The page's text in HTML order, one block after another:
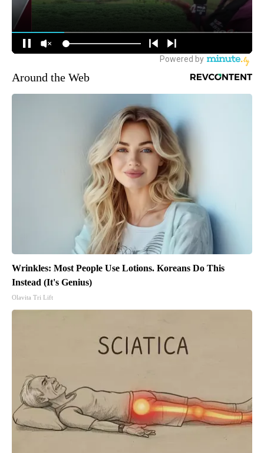
Around the Web
Wrinkles: Most People Use Lotions. Koreans Do This
Instead (It's Genius)
Olavita Tri Lift